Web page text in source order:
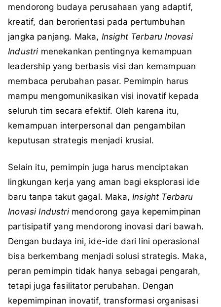
mendorong budaya perusahaan yang adaptif,
kreatif, dan berorientasi pada pertumbuhan
jangka panjang. Maka, Insight Terbaru Inovasi
Industrimenekankan pentingnya kemampuan
leadership yang berbasis visi dan kemampuan
membaca perubahan pasar. Pemimpin harus
mampu mengomunikasikan visi inovatif kepada
seluruh tim secara efektif. Oleh karena itu,
kemampuan interpersonal dan pengambilan
keputusan strategis menjadi krusial.
Selain itu, pemimpin juga harus menciptakan
lingkungan kerja yang aman bagi eksplorasi ide
baru tanpa takut gagal. Maka, Insight Terbaru
Inovasi Industrimendorong gaya kepemimpinan
partisipatif yang mendorong inovasi dari bawah.
Dengan budaya ini, ide-ide dari lini operasional
bisa berkembang menjadi solusi strategis. Maka,
peran pemimpin tidak hanya sebagai pengarah,
tetapi juga fasilitator perubahan. Dengan
kepemimpinan inovatif, transformasi organisasi